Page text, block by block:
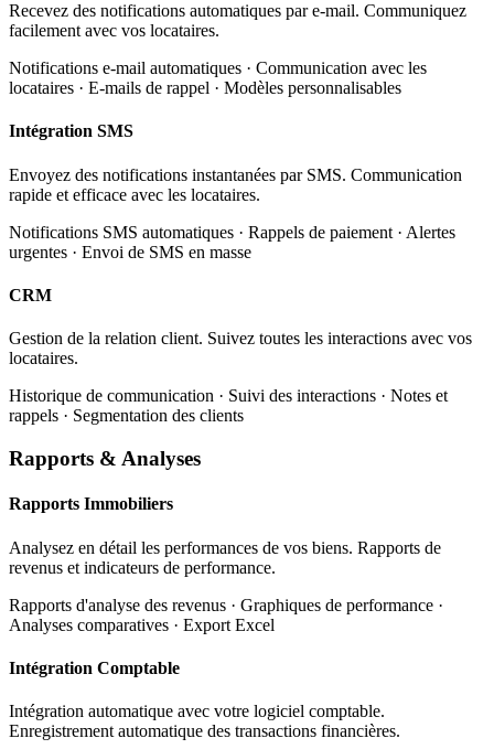
Recevez des notifications automatiques par e-mail. Communiquez
facilement avec vos locataires.
Notifications e-mail automatiques · Communication avec les
locataires · E-mails de rappel · Modèles personnalisables
Intégration SMS
Envoyez des notifications instantanées par SMS. Communication
rapide et efficace avec les locataires.
Notifications SMS automatiques · Rappels de paiement · Alertes
urgentes · Envoi de SMS en masse
CRM
Gestion de la relation client. Suivez toutes les interactions avec vos
locataires.
Historique de communication · Suivi des interactions · Notes et
rappels · Segmentation des clients
Rapports & Analyses
Rapports Immobiliers
Analysez en détail les performances de vos biens. Rapports de
revenus et indicateurs de performance.
Rapports d'analyse des revenus · Graphiques de performance ·
Analyses comparatives · Export Excel
Intégration Comptable
Intégration automatique avec votre logiciel comptable.
Enregistrement automatique des transactions financières.